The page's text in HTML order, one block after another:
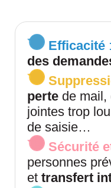
Efficacité :
des
perte de mail,
jointes trop
de saisie…
Sécurité
personnes
et transfert